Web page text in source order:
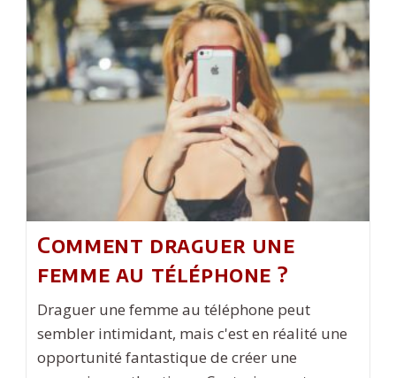
Avec
Free
Spins
?
Comment draguer une
femme au téléphone ?
Draguer une femme au téléphone peut
sembler intimidant, mais c'est en réalité une
opportunité fantastique de créer une